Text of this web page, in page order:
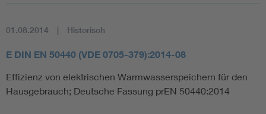
01.08.2014 Historisch
E DIN EN 50440 (VDE 0705-379):2014-08
Effizienz von elektrischen Warmwasserspeichern für den
Hausgebrauch; Deutsche Fassung prEN 50440:2014